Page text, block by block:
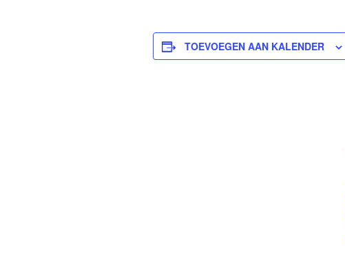
TOEVOEGEN AAN KALENDER